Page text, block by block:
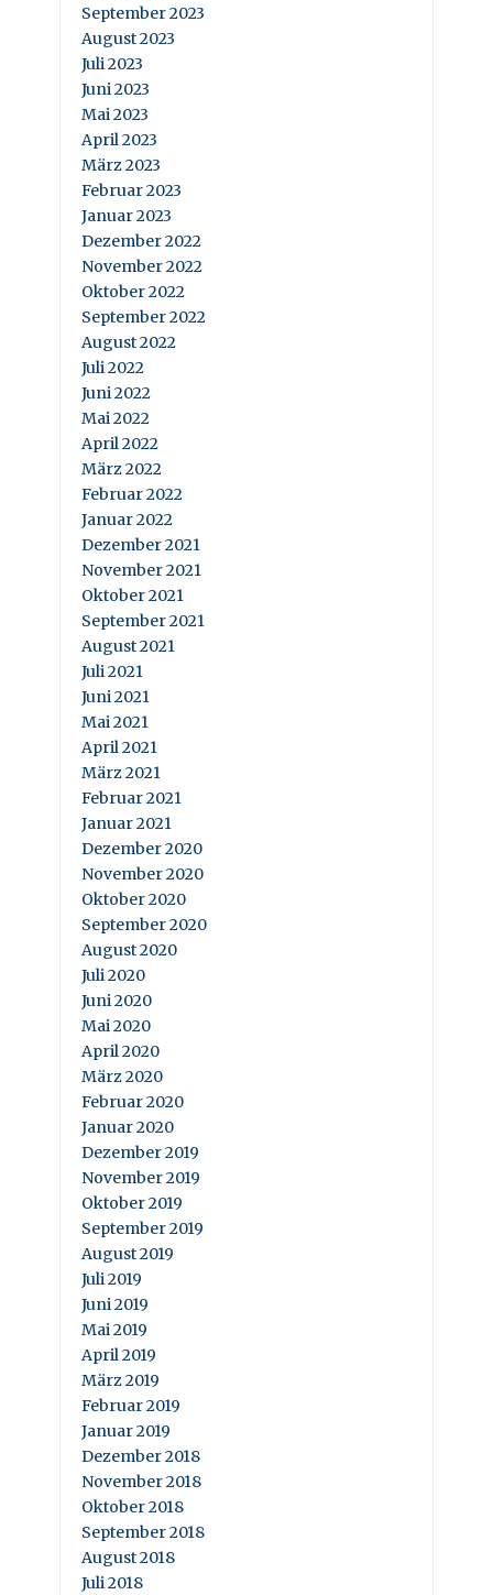
September 2023
August 2023
Juli 2023
Juni 2023
Mai 2023
April 2023
März 2023
Februar 2023
Januar 2023
Dezember 2022
November 2022
Oktober 2022
September 2022
August 2022
Juli 2022
Juni 2022
Mai 2022
April 2022
März 2022
Februar 2022
Januar 2022
Dezember 2021
November 2021
Oktober 2021
September 2021
August 2021
Juli 2021
Juni 2021
Mai 2021
April 2021
März 2021
Februar 2021
Januar 2021
Dezember 2020
November 2020
Oktober 2020
September 2020
August 2020
Juli 2020
Juni 2020
Mai 2020
April 2020
März 2020
Februar 2020
Januar 2020
Dezember 2019
November 2019
Oktober 2019
September 2019
August 2019
Juli 2019
Juni 2019
Mai 2019
April 2019
März 2019
Februar 2019
Januar 2019
Dezember 2018
November 2018
Oktober 2018
September 2018
August 2018
Juli 2018